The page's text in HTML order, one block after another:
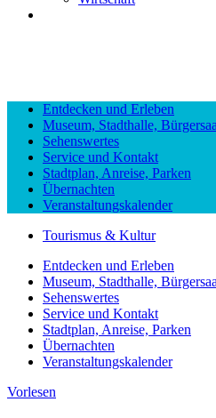
Entdecken und Erleben
Museum, Stadthalle,
Sehenswertes
Service und Kontakt
Stadtplan, Anreise, Parken
Übernachten
Veranstaltungskalender
Tourismus & Kultur
Entdecken und Erleben
Museum, Stadthalle,
Sehenswertes
Service und Kontakt
Stadtplan, Anreise, Parken
Übernachten
Veranstaltungskalender
Vorlesen